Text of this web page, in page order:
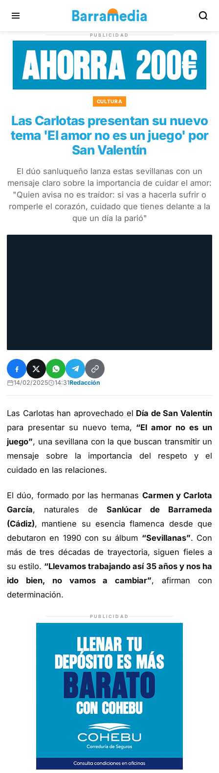
PUBLICIDAD
CULTURA
Las Carlotas presentan su nuevo
tema 'El amor no es un juego' por
San Valentín
El dúo sanluqueño lanza estas sevillanas con un
mensaje claro sobre la importancia de cuidar el amor:
"Quien avisa no es traídor: si vas a hacerla sufrir o
romperle el corazón, cuidado que tienes delante a la
que un día la parió"
14/02/2025 14:31Redacción
Las Carlotas han aprovechado el Día de San Valentín
para presentar su nuevo tema, “El amor no es un
juego”, una sevillana con la que buscan transmitir un
mensaje sobre la importancia del respeto y el
cuidado en las relaciones.
El dúo, formado por las hermanas Carmen y Carlota
García, naturales de Sanlúcar de Barrameda
(Cádiz), mantiene su esencia flamenca desde que
debutaron en 1990 con su álbum “Sevillanas”. Con
más de tres décadas de trayectoria, siguen fieles a
su estilo. “Llevamos trabajando así 35 años y nos ha
ido bien, no vamos a cambiar”, afirman con
determinación.
PUBLICIDAD